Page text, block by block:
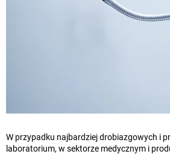
W przypadku najbardziej drobiazgowych i
laboratorium, w sektorze medycznym i